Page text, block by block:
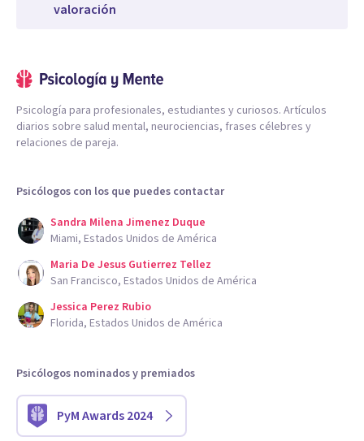
valoración
Psicología para profesionales, estudiantes y curiosos. Artículos
diarios sobre salud mental, neurociencias, frases célebres y
relaciones de pareja.
Psicólogos con los que puedes contactar
Sandra Milena Jimenez Duque
Miami, Estados Unidos de América
Maria De Jesus Gutierrez Tellez
San Francisco, Estados Unidos de América
Jessica Perez Rubio
Florida, Estados Unidos de América
Psicólogos nominados y premiados
PyM Awards 2024